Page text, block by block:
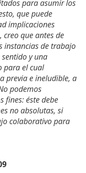
para asumir los
que puede
implicaciones
creo que antes de
instancias de trabajo
y una
para el cual
previa e ineludible, a
podemos
fines: éste debe
no absolutas, si
colaborativo para